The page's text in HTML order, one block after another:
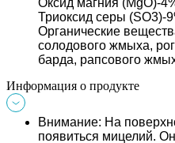
Оксид магния (MgO)-
Триоксид серы (SO3)-
Органические
солодового жмыха,
барда, рапсового
Информация о продукте
Внимание: На
появиться мицелий.